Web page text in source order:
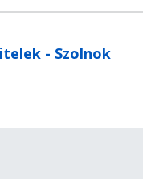
- Szolnok